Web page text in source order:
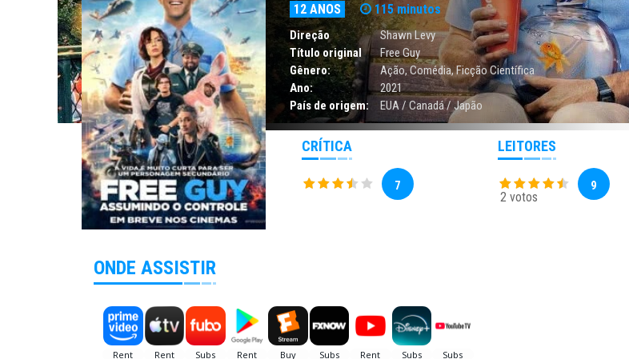
12 ANOS 115 minutos
Direção
Shawn Levy
Título original
Free Guy
Gênero:
Ação,Comédia,Ficção Científica
Ano:
2021
País de origem:
EUA / Canadá / Japão
CRÍTICA
7
LEITORES
2 votos
9
ONDE ASSISTIR